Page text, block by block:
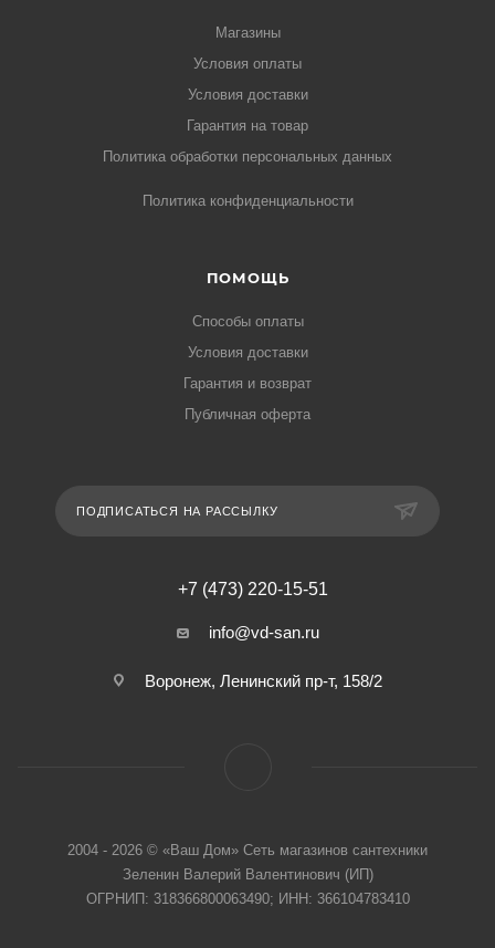
Магазины
Условия оплаты
Условия доставки
Гарантия на товар
Политика обработки персональных данных
Политика конфиденциальности
ПОМОЩЬ
Способы оплаты
Условия доставки
Гарантия и возврат
Публичная оферта
ПОДПИСАТЬСЯ НА РАССЫЛКУ
+7 (473) 220-15-51
info@vd-san.ru
Воронеж, Ленинский пр-т, 158/2
2004 - 2026 © «Ваш Дом» Сеть магазинов сантехники
Зеленин Валерий Валентинович (ИП)
ОГРНИП: 318366800063490; ИНН: 366104783410